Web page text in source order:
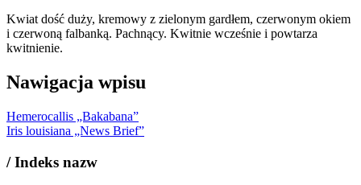
Kwiat dość duży, kremowy z zielonym gardłem, czerwonym okiem
i czerwoną falbanką. Pachnący. Kwitnie wcześnie i powtarza
kwitnienie.
Nawigacja wpisu
Hemerocallis „Bakabana”
Iris louisiana „News Brief”
/Indeks nazw